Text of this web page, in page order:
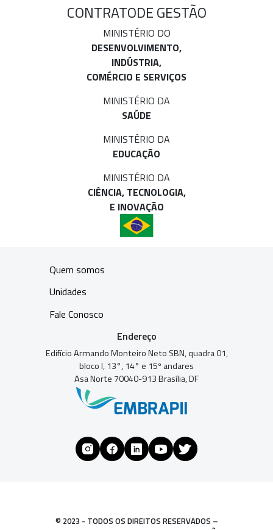
CONTRATODE GESTÃO
MINISTÉRIO DO
DESENVOLVIMENTO,
INDÚSTRIA,
COMÉRCIO E SERVIÇOS
MINISTÉRIO DA
SAÚDE
MINISTÉRIO DA
EDUCAÇÃO
MINISTÉRIO DA
CIÊNCIA, TECNOLOGIA,
E INOVAÇÃO
Quem somos
Unidades
Fale Conosco
Endereço
Edifício Armando Monteiro Neto SBN, quadra 01,
bloco I, 13°, 14° e 15º andares
Asa Norte 70040-913 Brasília, DF
© 2023 - TODOS OS DIREITOS RESERVADOS –